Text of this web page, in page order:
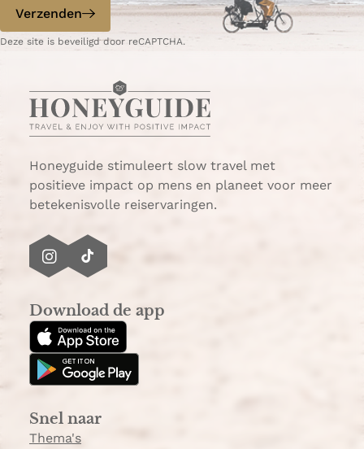
p
W
h
s
A
p
p
e
-
i
l
Verzenden
Deze site is beveiligd door reCAPTCHA.
Honeyguide stimuleert slow travel met
positieve impact op mens en planeet voor meer
betekenisvolle reiservaringen.
I
t
a
g
r
m
T
T
o
k
Download de app
Snel naar
Thema's